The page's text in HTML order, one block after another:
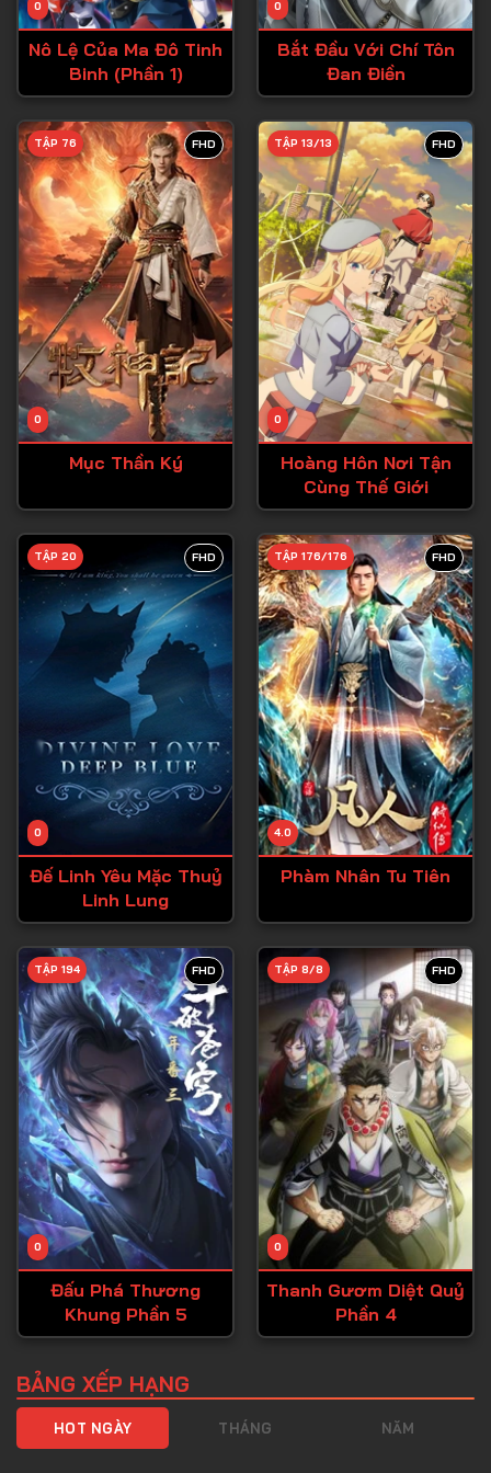
Tập 15
Tập 17
Tập 18
Tập 19
Tập 20
Tập 21
Tập 22
Tập 23
Tập 24
Tập 25
Tập 26
Tập 29
Tập 30
Tập 31
Tập 32
Tập 33
Tập 34
Tập 35
Tập 36
Tập 39
Tập 40
Tập 43
Tập 44
Tập 45
Tập 46
Tập 47
Tập 48
Tập 49
0
Nô Lệ Của Ma Đô Tinh
Binh (Phần 1)
0
Bắt Đầu Với Chí Tôn
Đan Điền
FHD
0
TẬP 76
Mục Thần Ký
FHD
0
TẬP 13/13
Hoàng Hôn Nơi Tận
Cùng Thế Giới
FHD
0
TẬP 20
Đế Linh Yêu Mặc Thuỷ
Linh Lung
FHD
4.0
TẬP 176/176
Phàm Nhân Tu Tiên
FHD
0
TẬP 194
Đấu Phá Thương
Khung Phần 5
FHD
0
TẬP 8/8
Thanh Gươm Diệt Quỷ
Phần 4
BẢNG XẾP HẠNG
HOT NGÀY THÁNG NĂM